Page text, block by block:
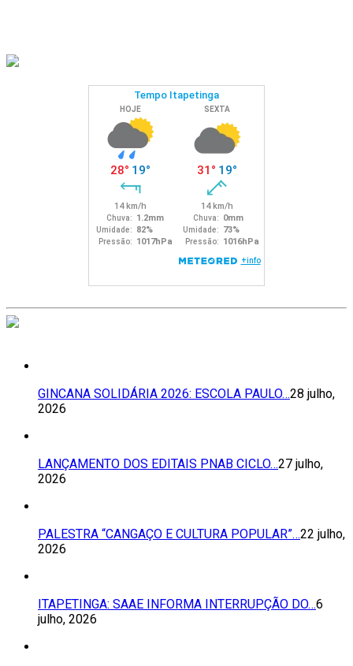
GINCANA SOLIDÁRIA 2026: ESCOLA PAULO…28 julho,
2026
LANÇAMENTO DOS EDITAIS PNAB CICLO…27 julho,
2026
PALESTRA “CANGAÇO E CULTURA POPULAR”…22 julho,
2026
ITAPETINGA: SAAE INFORMA INTERRUPÇÃO DO…6
julho, 2026